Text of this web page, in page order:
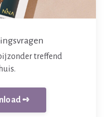
bijzonder treffend
➺